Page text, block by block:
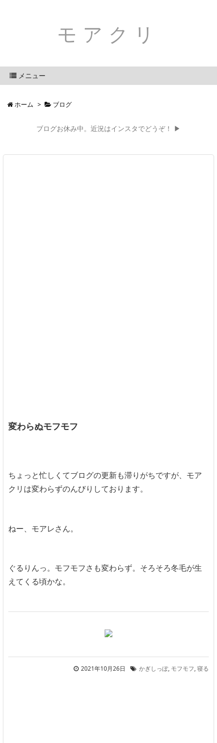
モアクリ
メニュー
ホーム > ブログ
ブログお休み中。近況はインスタでどうぞ！ ▶
変わらぬモフモフ
ちょっと忙しくてブログの更新も滞りがちですが、モア
クリは変わらずのんびりしております。
ねー、モアレさん。
ぐるりんっ。モフモフさも変わらず。そろそろ冬毛が生
えてくる頃かな。
2021年10月26日 かぎしっぽ, モフモフ,寝る